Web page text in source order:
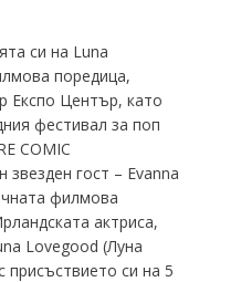
си на Luna
поредица,
Експо Център, като
фестивал за поп
COMIC
звезден гост – Еvanna
филмова
актриса,
Lovegood (Луна
присъствието си на 5